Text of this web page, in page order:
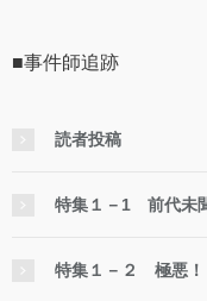
■事件師追跡
読者投稿
特集１－1 前代未
特集１－２ 極悪！